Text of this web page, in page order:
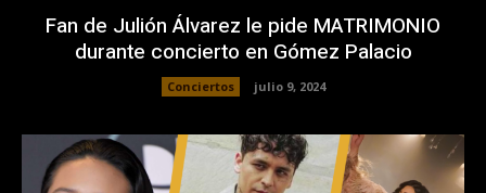
Fan de Julión Álvarez le pide MATRIMONIO
durante concierto en Gómez Palacio
Conciertos julio 9, 2024